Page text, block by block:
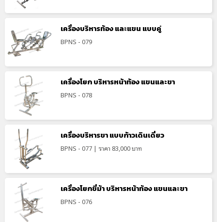
เครื่องบริหารท้อง และแขน แบบคู่
BPNS - 079
เครื่องโยก บริหารหน้าท้อง แขนและขา
BPNS - 078
เครื่องบริหารขา แบบก้าวเดินเดี่ยว
BPNS - 077 | ราคา 83,000 บาท
เครื่องโยกขี่ม้า บริหารหน้าท้อง แขนและขา
BPNS - 076